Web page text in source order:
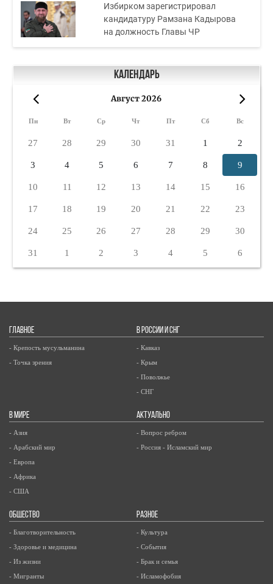
Избирком зарегистрировал
кандидатуру Рамзана Кадырова
на должность Главы ЧР
Календарь
Август 2026
Пн Вт Ср Чт Пт Сб Вс
27 28 29 30 31 1 2
3 4 5 6 7 8 9
10 11 12 13 14 15 16
17 18 19 20 21 22 23
24 25 26 27 28 29 30
31 1 2 3 4 5 6
ГЛАВНОЕ
- Крепость мусульманина
- Точка зрения
В РОССИИ И СНГ
- Кавказ
- Крым
- Поволжье
- СНГ
В МИРЕ
- Азия
- Арабский мир
- Европа
- Африка
- США
АКТУАЛЬНО
- Вопрос ребром
- Россия - Исламский мир
ОБЩЕСТВО
- Благотворительность
- Здоровье и медицина
- Из жизни
- Мигранты
РАЗНОЕ
- Культура
- События
- Брак и семья
- Исламофобия